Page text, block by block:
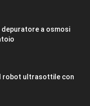
depuratore a osmosi
robot ultrasottile con